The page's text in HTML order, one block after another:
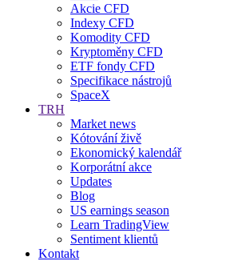
Akcie CFD
Indexy CFD
Komodity CFD
Kryptoměny CFD
ETF fondy CFD
Specifikace nástrojů
SpaceX
TRH
Market news
Kótování živě
Ekonomický kalendář
Korporátní akce
Updates
Blog
US earnings season
Learn TradingView
Sentiment klientů
Kontakt